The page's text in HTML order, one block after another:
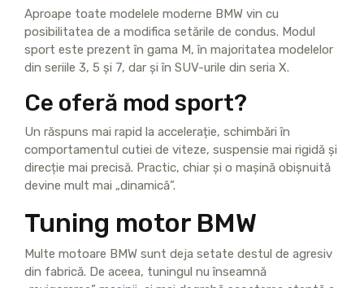
Aproape toate modelele moderne BMW vin cu
posibilitatea de a modifica setările de condus. Modul
sport este prezent în gama M, în majoritatea modelelor
din seriile 3, 5 și 7, dar și în SUV-urile din seria X.
Ce oferă mod sport?
Un răspuns mai rapid la accelerație, schimbări în
comportamentul cutiei de viteze, suspensie mai rigidă și
direcție mai precisă. Practic, chiar și o mașină obișnuită
devine mult mai „dinamică”.
Tuning motor BMW
Multe motoare BMW sunt deja setate destul de agresiv
din fabrică. De aceea, tuningul nu înseamnă